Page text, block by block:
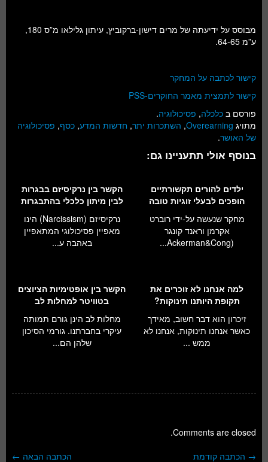
מבוסס על ידיעתה של מרים דישון-ברקוביץ, עיתון גלילאו מ”ס 180,
ע”מ 64-65.
קישור לכתבה על המחקר
קישור לתמצית מאמר החוקרים-PSS
פורסם ב כלכלה, פסיכולוגיה.
מתויג Overearning
, השתכרות יתר, חדשות המדע, כסף, פסיכולוגיה
של האושר.
בנוסף אולי תתעניינו גם:
ילדים להורים תקשורתיים
הופכים לבעלי זוגיות טובה
מחקר שנעשה על-ידי רוברט
אקרמן וראנד קונגר
(Ackerman&Cong...
הקשר בין נרקיסיזם בבגרות
לבין מיתון כלכלי בהתבגרות
נרקיסיזם (Narcissism) הינו
מאפיין פסיכולוגי המתאפיין
באהבה ע...
למה אנחנו לא זוכרים את
תקופת היותנו תינוקות?
זיכרון הוא דבר חשוב, מאידך
כאשר אנחנו תינוקות, אנחנו לא
ממש ...
הקשר בין אופטימיות הציוצים
בטוויטר למחלות לב
מחלות לב הינן גורם תמותה
עיקרי בחברתנו. גורמי הסיכון
שלהן הם...
Comments are closed.
הכתבה הבאה ← → הכתבה קודמת